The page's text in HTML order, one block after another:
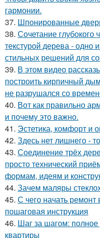
гармонии.
37. Шпонированные
38. Сочетание глубокого
текстурой дерева - одно
стильных решений для
39. В этом видео
построить кирпичный
не разрушался со
40. Вот как правильно
и почему это важно.
41. Эстетика, комфорт и
42. Здесь нет лишнего -
43. Соединение трёх
просто технический
формам, идеям и
44. Зачем маляры
45. С чего начать ремонт
пошаговая инструкция
46. Шаг за шагом: полное
квартиры